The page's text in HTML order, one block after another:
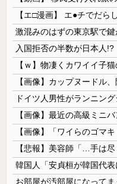
【ｗ】物凄くカワイイ子
【画像】カップヌードル
【画像】最近の高級ミニ
【画像】「ワイらのゴマキ
【悲報】美容師「…手は
お部屋が汚部屋になってま